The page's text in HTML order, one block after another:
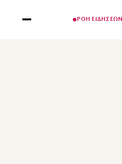
ΡΟΗ ΕΙΔΗΣΕΩΝ